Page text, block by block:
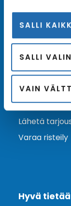
SALLI
SALLI
VAIN
Ota
Lähetä
Varaa risteily
Hyvä tietää